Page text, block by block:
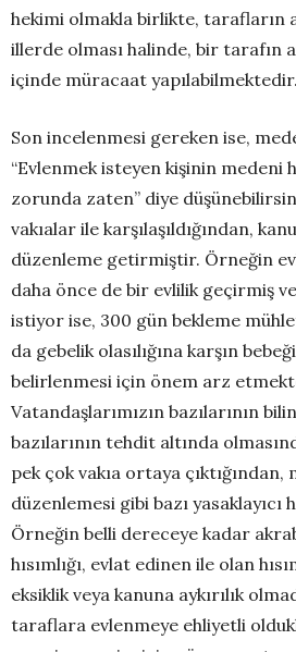
hekimi olmakla birlikte, tarafların
illerde olması halinde, bir tarafın
içinde müracaat yapılabilmektedir.
Son incelenmesi gereken ise,
“Evlenmek isteyen kişinin medeni
zorunda zaten” diye
vakıalar ile karşılaşıldığından,
düzenleme getirmiştir. Örneğin
daha önce de bir evlilik geçirmiş
istiyor ise, 300 gün bekleme
da gebelik olasılığına karşın
belirlenmesi için önem arz
Vatandaşlarımızın bazılarının
bazılarının tehdit altında
pek çok vakıa ortaya çıktığından,
düzenlemesi gibi bazı yasaklayıcı
Örneğin belli dereceye kadar
hısımlığı, evlat edinen ile olan
eksiklik veya kanuna aykırılık
taraflara evlenmeye ehliyetli